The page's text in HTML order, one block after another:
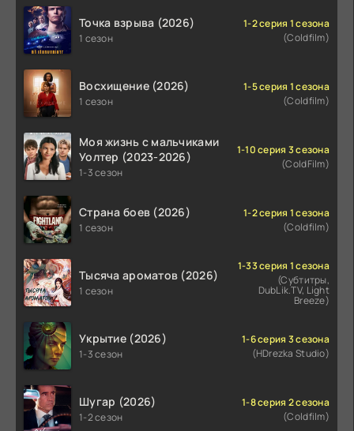
Точка взрыва (2026)
1 сезон
1-2 серия 1 сезона
(Coldfilm)
Восхищение (2026)
1 сезон
1-5 серия 1 сезона
(Coldfilm)
Моя жизнь с мальчиками
Уолтер (2023-2026)
1-3 сезон
1-10 серия 3 сезона
(ColdFilm)
Страна боев (2026)
1 сезон
1-2 серия 1 сезона
(Coldfilm)
Тысяча ароматов (2026)
1 сезон
1-33 серия 1 сезона
(Субтитры,
DubLik.TV, Light
Breeze)
Укрытие (2026)
1-3 сезон
1-6 серия 3 сезона
(HDrezka Studio)
Шугар (2026)
1-2 сезон
1-8 серия 2 сезона
(Coldfilm)